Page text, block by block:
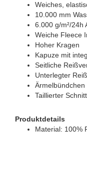
Weiches,
10.000 mm
6.000 g/m²/24h
Weiche Fleece
Hoher Kragen
Kapuze mit
Seitliche
Unterlegter
Taillierter Schnitt
Produktdetails
Material: 100%